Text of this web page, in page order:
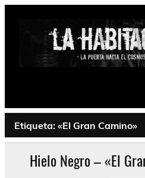
Saltar
Psychedelic, Stoner, Doom,
Etiqueta: «El Gran Camino»
Hielo Negro – «El